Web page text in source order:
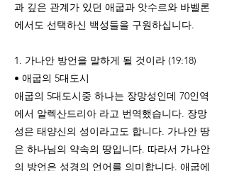
과 깊은 관계가 있던 애굽과 앗수르와 바벨론
에서도 선택하신 백성들을 구원하십니다.
1. 가나안 방언을 말하게 될 것이라 (19:18)
• 애굽의 5대도시
애굽의 5대도시중 하나는 장망성인데 70인역
에서 알렉산드리아 라고 번역했습니다. 장망
성은 태양신의 성이라고도 합니다. 가나안 땅
은 하나님의 약속의 땅입니다. 따라서 가나안
의 방언은 성경의 언어를 의미합니다. 애굽에